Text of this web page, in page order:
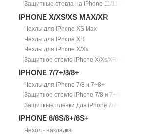
Защитные стекла на IPhone 11/11Pro/11ProMax
IPHONE X/XS/XS MAX/XR
Чехлы для IPhone XS Max
Чехлы для IPhone XR
Чехлы для iPhone X/Xs
Защитное стекло iPhone X/Xs/XR/Xs Max
IPHONE 7/7+/8/8+
Чехлы для iPhone 7/8 и 7+8+
Защитное стекло iPhone 7/8 и 7+/8+
Защитные пленки для iPhone 7/7+
IPHONE 6/6S/6+/6S+
Чехол - накладка